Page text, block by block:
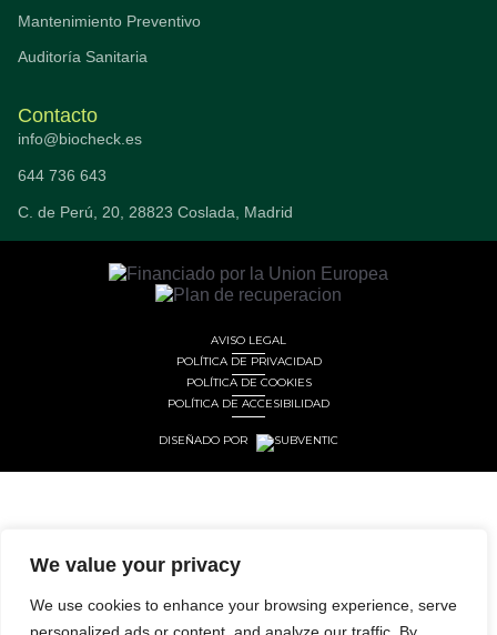
We value your privacy
We use cookies to enhance your browsing experience, serve
Mantenimiento Preventivo
Auditoría Sanitaria
Contacto
info@biocheck.es
644 736 643
C. de Perú, 20, 28823 Coslada, Madrid
AVISO LEGAL
POLÍTICA DE PRIVACIDAD
POLÍTICA DE COOKIES
POLÍTICA DE ACCESIBILIDAD
DISEÑADO POR